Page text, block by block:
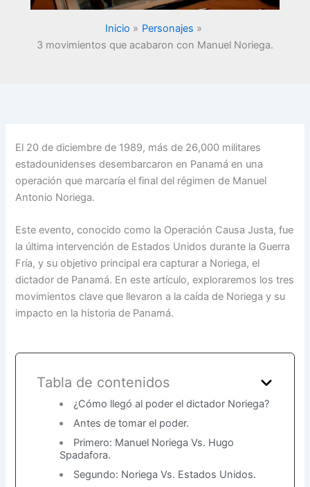
Inicio
Personajes
3 movimientos que acabaron con Manuel Noriega.
El 20 de diciembre de 1989, más de 26,000 militares
estadounidenses desembarcaron en Panamá en una
operación que marcaría el final del régimen de Manuel
Antonio Noriega.
Este evento, conocido como la Operación Causa Justa, fue
la última intervención de Estados Unidos durante la Guerra
Fría, y su objetivo principal era capturar a Noriega, el
dictador de Panamá. En este artículo, exploraremos los tres
movimientos clave que llevaron a la caída de Noriega y su
impacto en la historia de Panamá.
Tabla de contenidos
¿Cómo llegó al poder el dictador Noriega?
Antes de tomar el poder.
Primero: Manuel Noriega Vs. Hugo
Spadafora.
Segundo: Noriega Vs. Estados Unidos.